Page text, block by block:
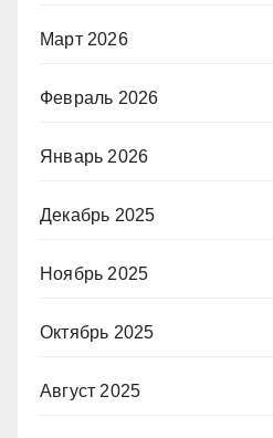
Март 2026
Февраль 2026
Январь 2026
Декабрь 2025
Ноябрь 2025
Октябрь 2025
Август 2025